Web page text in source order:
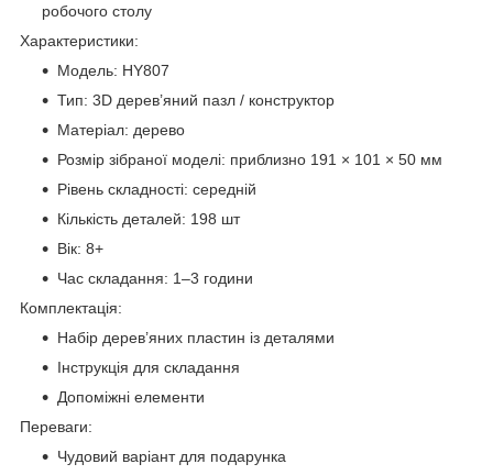
робочого столу
Характеристики:
Модель: HY807
Тип: 3D дерев’яний пазл / конструктор
Матеріал: дерево
Розмір зібраної моделі: приблизно 191 × 101 × 50 мм
Рівень складності: середній
Кількість деталей: 198 шт
Вік: 8+
Час складання: 1–3 години
Комплектація:
Набір дерев’яних пластин із деталями
Інструкція для складання
Допоміжні елементи
Переваги:
Чудовий варіант для подарунка